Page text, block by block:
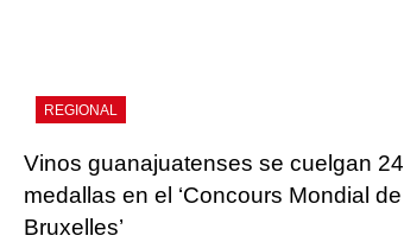
REGIONAL
Vinos guanajuatenses se cuelgan 24
medallas en el ‘Concours Mondial de
Bruxelles’